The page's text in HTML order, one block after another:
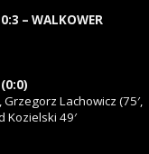
– WALKOWER
Lachowicz (75′,
Kozielski 49′